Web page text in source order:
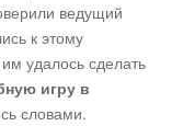
ведущий
к этому
удалось сделать
игру в
словами.